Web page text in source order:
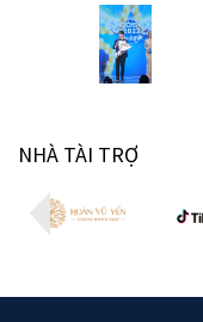
NHÀ TÀI TRỢ